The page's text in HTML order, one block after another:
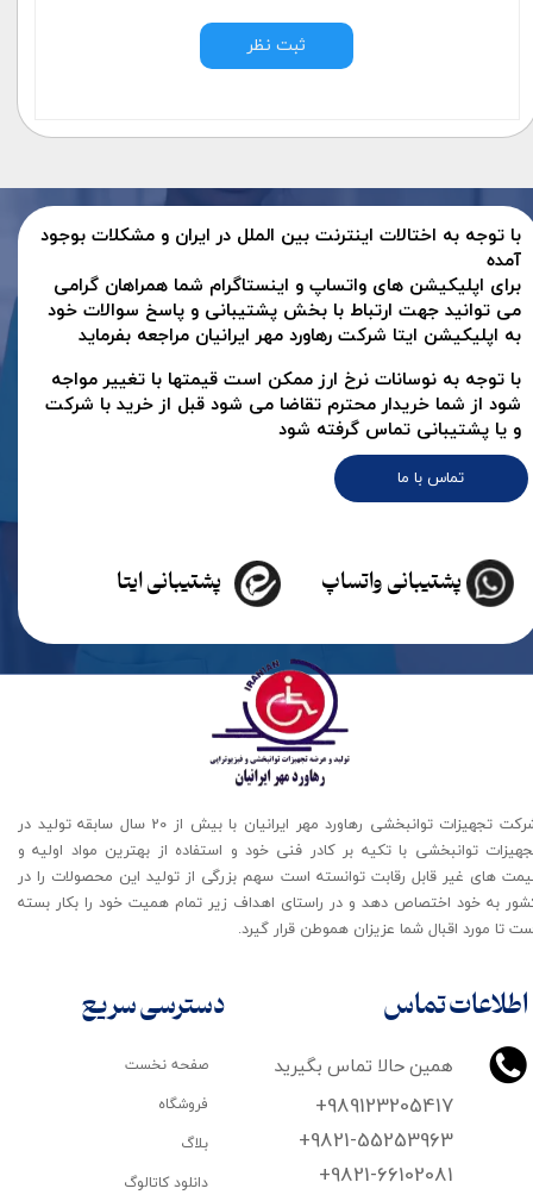
ثبت نظر
تماس با ما
با توجه به اختالات اینترنت بین الملل در ایران و مشکلات بوجود
آمده
برای اپلیکیشن های واتساپ و اینستاگرام شما همراهان گرامی
می توانید جهت ارتباط با بخش پشتیبانی و پاسخ سوالات خود
به اپلیکیشن ایتا شرکت رهاورد مهر ایرانیان مراجعه بفرماید
پشتیبانی ایتا پشتیبانی واتساپ
با توجه به نوسانات نرخ ارز ممکن است قیمتها با تغییر مواجه
شود از شما خریدار محترم تقاضا می شود قبل از خرید با شرکت
و یا پشتیبانی تماس گرفته شود
اطلاعات تماس
همین حالا تماس بگیرید
+989123205417
+9821-55253963
+9821-66102081
شرکت تجهیزات توانبخشی رهاورد مهر ایرانیان با بیش از 20 سال سابقه تولید در
توانبخشی با تکیه بر کادر فنی خود و استفاده از بهترین مواد اولیه و
های غیر قابل رقابت توانسته است سهم بزرگی از تولید این محصولات را در
به خود اختصاص دهد و در راستای اهداف زیر تمام همیت خود را بکار بسته
تا مورد اقبال شما عزیزان هموطن قرار گیرد​​​​​​​.
صفحه نخست
فروشگاه
بلاگ
دانلود کاتالوگ
دسترسی سریع